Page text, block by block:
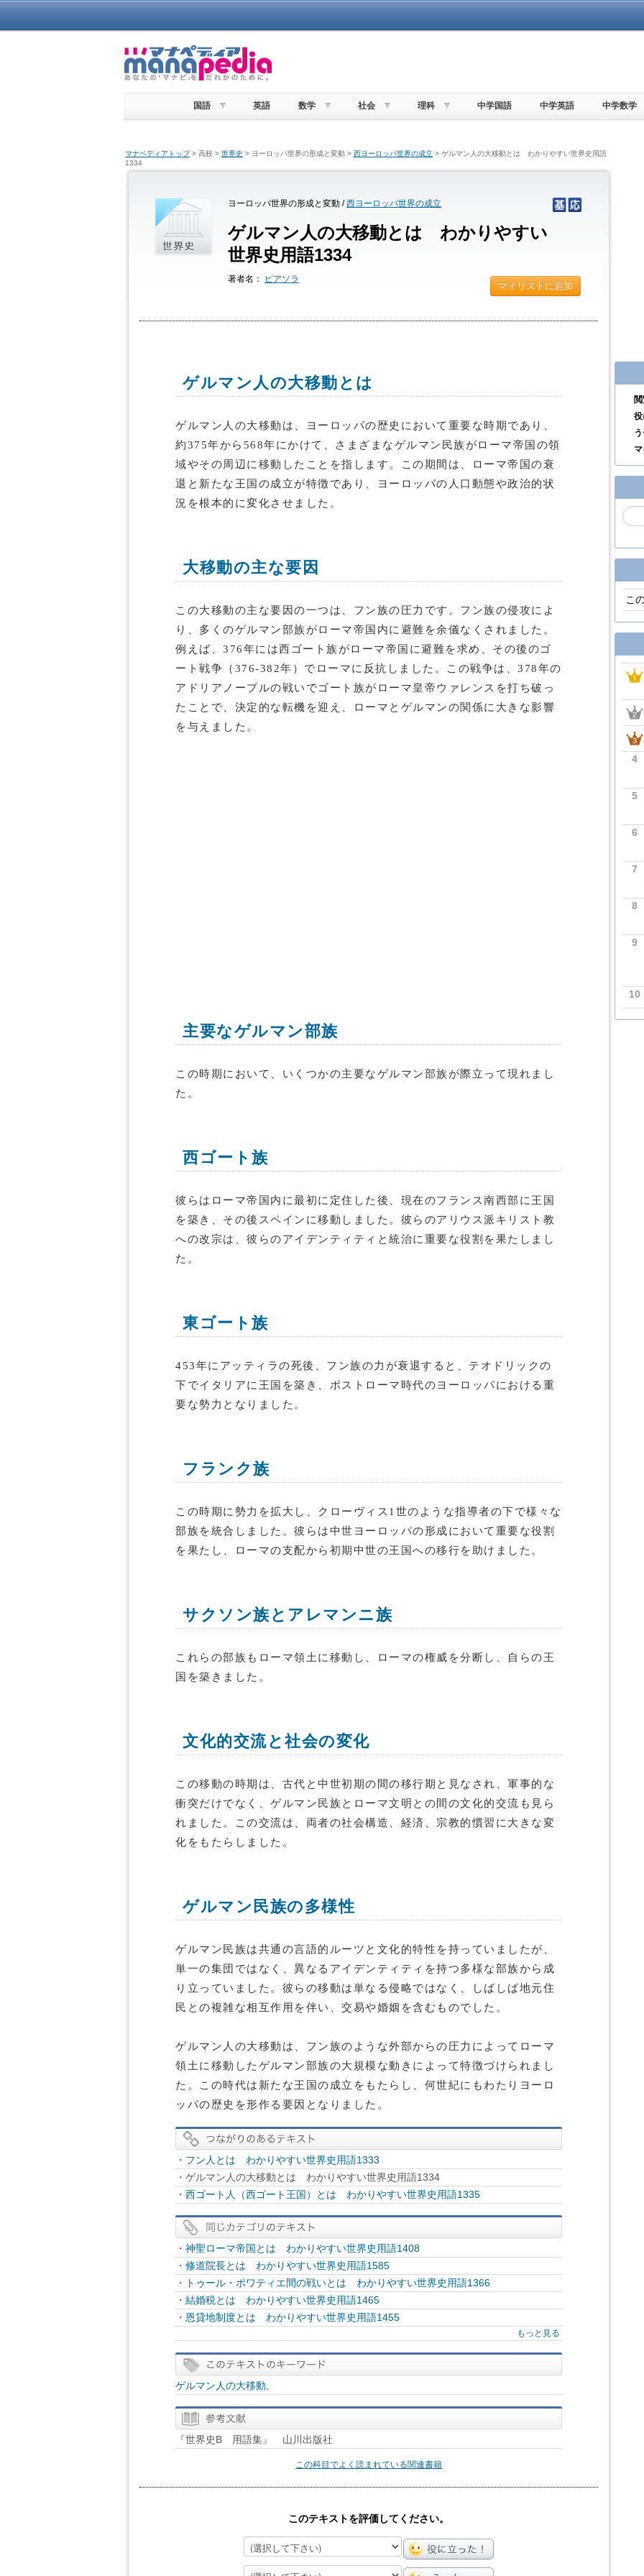
国語 英語 数学 社会 理科 中学国語 中学英語 中学数学
マナペディアトップ> 高校 > 世界史 > ヨーロッパ世界の形成と変動 > 西ヨーロッパ世界の成立 > ゲルマン人の大移動とは わかりやすい世界史用語
1334
ヨーロッパ世界の形成と変動 /西ヨーロッパ世界の成立
ゲルマン人の大移動とは わかりやすい
世界史用語1334
著者名： ピアソラ
マイリストに追加
ゲルマン人の大移動とは
ゲルマン人の大移動は、ヨーロッパの歴史において重要な時期であり、
約375年から568年にかけて、さまざまなゲルマン民族がローマ帝国の領
域やその周辺に移動したことを指します。この期間は、ローマ帝国の衰
退と新たな王国の成立が特徴であり、ヨーロッパの人口動態や政治的状
況を根本的に変化させました。
大移動の主な要因
この大移動の主な要因の一つは、フン族の圧力です。フン族の侵攻によ
り、多くのゲルマン部族がローマ帝国内に避難を余儀なくされました。
例えば、376年には西ゴート族がローマ帝国に避難を求め、その後のゴ
ート戦争（376-382年）でローマに反抗しました。この戦争は、378年の
アドリアノープルの戦いでゴート族がローマ皇帝ウァレンスを打ち破っ
たことで、決定的な転機を迎え、ローマとゲルマンの関係に大きな影響
を与えました。
主要なゲルマン部族
この時期において、いくつかの主要なゲルマン部族が際立って現れまし
た。
西ゴート族
彼らはローマ帝国内に最初に定住した後、現在のフランス南西部に王国
を築き、その後スペインに移動しました。彼らのアリウス派キリスト教
への改宗は、彼らのアイデンティティと統治に重要な役割を果たしまし
た。
東ゴート族
453年にアッティラの死後、フン族の力が衰退すると、テオドリックの
下でイタリアに王国を築き、ポストローマ時代のヨーロッパにおける重
要な勢力となりました。
フランク族
この時期に勢力を拡大し、クローヴィス1世のような指導者の下で様々な
部族を統合しました。彼らは中世ヨーロッパの形成において重要な役割
を果たし、ローマの支配から初期中世の王国への移行を助けました。
サクソン族とアレマンニ族
これらの部族もローマ領土に移動し、ローマの権威を分断し、自らの王
国を築きました。
文化的交流と社会の変化
この移動の時期は、古代と中世初期の間の移行期と見なされ、軍事的な
衝突だけでなく、ゲルマン民族とローマ文明との間の文化的交流も見ら
れました。この交流は、両者の社会構造、経済、宗教的慣習に大きな変
化をもたらしました。
ゲルマン民族の多様性
ゲルマン民族は共通の言語的ルーツと文化的特性を持っていましたが、
単一の集団ではなく、異なるアイデンティティを持つ多様な部族から成
り立っていました。彼らの移動は単なる侵略ではなく、しばしば地元住
民との複雑な相互作用を伴い、交易や婚姻を含むものでした。
ゲルマン人の大移動は、フン族のような外部からの圧力によってローマ
領土に移動したゲルマン部族の大規模な動きによって特徴づけられまし
た。この時代は新たな王国の成立をもたらし、何世紀にもわたりヨーロ
ッパの歴史を形作る要因となりました。
・ フン人とは わかりやすい世界史用語1333
・ゲルマン人の大移動とは わかりやすい世界史用語1334
・ 西ゴート人（西ゴート王国）とは わかりやすい世界史用語1335
・ 神聖ローマ帝国とは わかりやすい世界史用語1408
・ 修道院長とは わかりやすい世界史用語1585
・
トゥール・ポワティエ間の戦いとは わかりやすい世界史用語1366
・ 結婚税とは わかりやすい世界史用語1465
・ 恩貸地制度とは わかりやすい世界史用語1455
もっと見る
ゲルマン人の大移動
『世界史B 用語集』 山川出版社
この科目でよく読まれている関連書籍
このテキストを評価してください。
こ
4
5
6
7
8
9
10